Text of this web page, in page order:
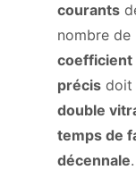
courants
nombre de
coefficient
précis doit
double
temps de
décennale